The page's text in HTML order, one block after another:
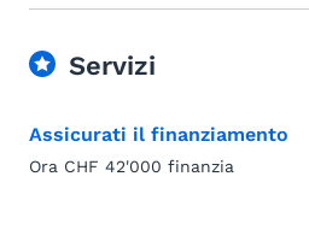
Servizi
Assicurati il finanziamento
Ora CHF 42'000 finanzia